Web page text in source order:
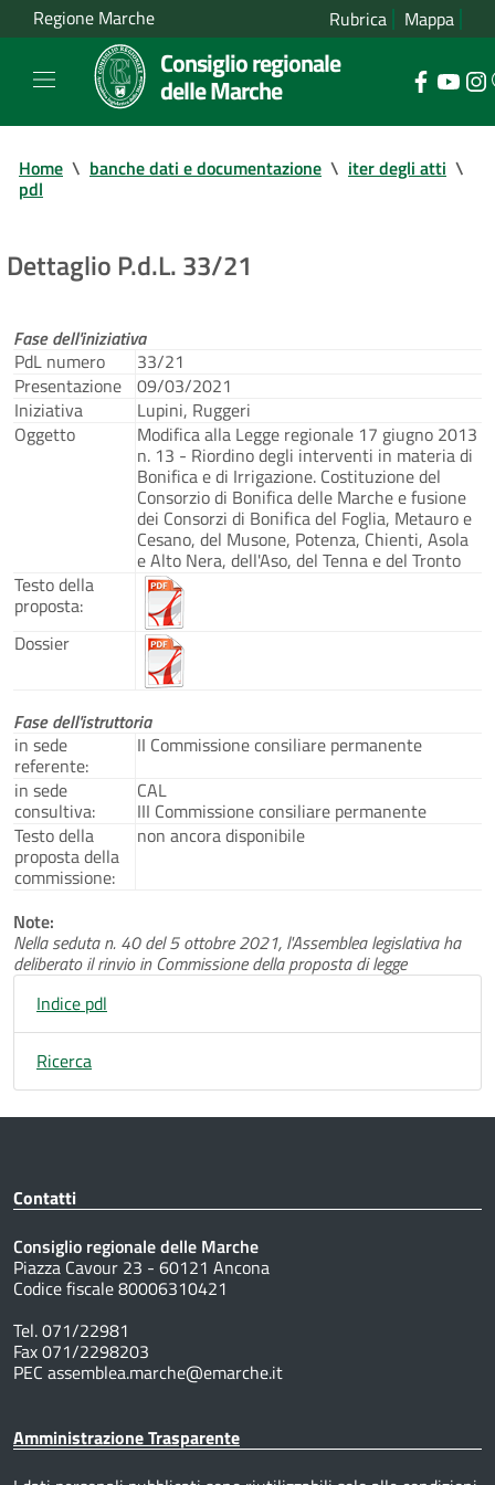
Regione Marche Rubrica Mappa
Consiglio regionale
delle Marche
Home \ banche dati e documentazione \ iter degli atti \
pdl
Dettaglio P.d.L. 33/21
Fase dell'iniziativa
PdL numero
33/21
Presentazione 09/03/2021
Iniziativa
Lupini, Ruggeri
Oggetto
Modifica alla Legge regionale 17 giugno 2013
n. 13 - Riordino degli interventi in materia di
Bonifica e di Irrigazione. Costituzione del
Consorzio di Bonifica delle Marche e fusione
dei Consorzi di Bonifica del Foglia, Metauro e
Cesano, del Musone, Potenza, Chienti, Asola
e Alto Nera, dell'Aso, del Tenna e del Tronto
Testo della
proposta:
Dossier
Fase dell'istruttoria
in sede
referente:
II Commissione consiliare permanente
in sede
consultiva:
CAL
III Commissione consiliare permanente
Testo della
proposta della
commissione:
non ancora disponibile
Note:
Nella seduta n. 40 del 5 ottobre 2021, l'Assemblea legislativa ha
deliberato il rinvio in Commissione della proposta di legge
Indice pdl
Ricerca
Contatti
Consiglio regionale delle Marche
Piazza Cavour 23 - 60121 Ancona
Codice fiscale 80006310421
Tel. 071/22981
Fax 071/2298203
PEC assemblea.marche@emarche.it
Amministrazione Trasparente